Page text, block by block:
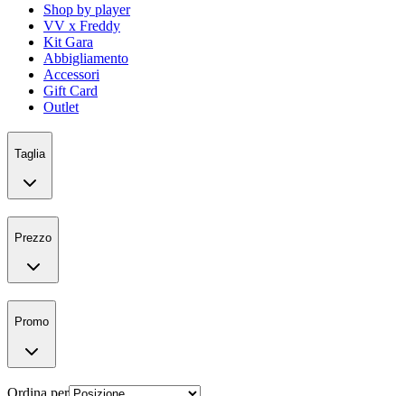
Shop by player
VV x Freddy
Kit Gara
Abbigliamento
Accessori
Gift Card
Outlet
Taglia
Prezzo
Promo
Ordina per